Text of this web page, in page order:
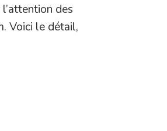
des
Voici le détail,